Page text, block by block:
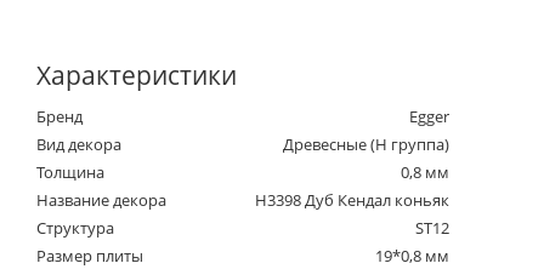
Характеристики
Бренд
Egger
Вид декора
Древесные (Н группа)
Толщина
0,8 мм
Название декора
H3398 Дуб Кендал коньяк
Структура
ST12
Размер плиты
19*0,8 мм